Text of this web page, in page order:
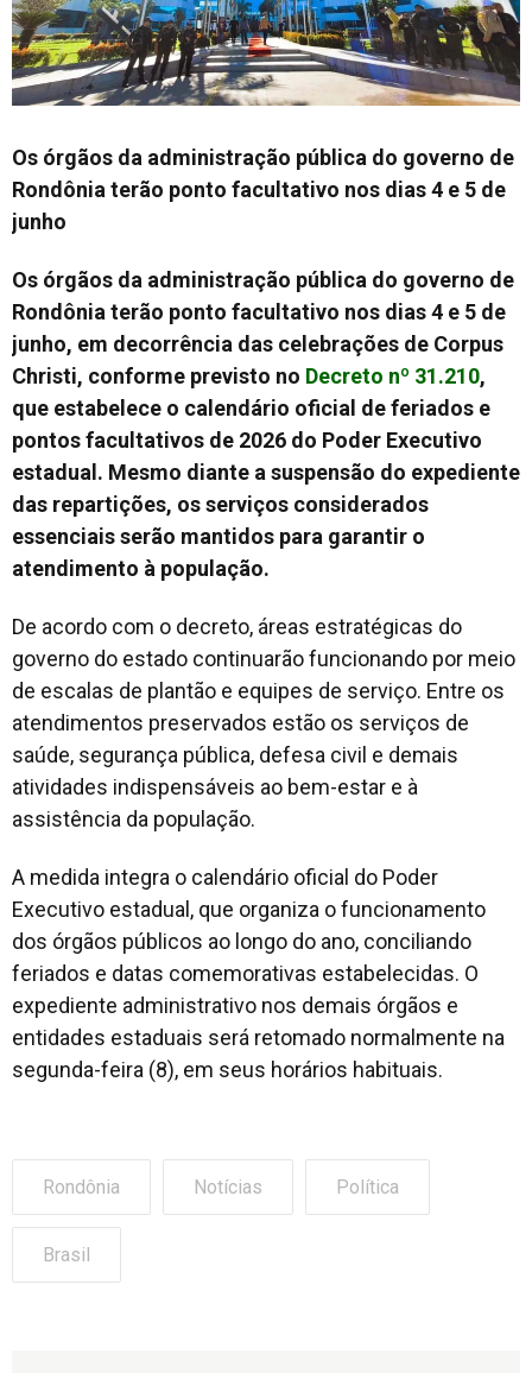
Os órgãos da administração pública do governo de
Rondônia terão ponto facultativo nos dias 4 e 5 de
junho
Os órgãos da administração pública do governo de
Rondônia terão ponto facultativo nos dias 4 e 5 de
junho, em decorrência das celebrações de Corpus
Christi, conforme previsto no Decreto nº 31.210,
que estabelece o calendário oficial de feriados e
pontos facultativos de 2026 do Poder Executivo
estadual. Mesmo diante a suspensão do expediente
das repartições, os serviços considerados
essenciais serão mantidos para garantir o
atendimento à população.
De acordo com o decreto, áreas estratégicas do
governo do estado continuarão funcionando por meio
de escalas de plantão e equipes de serviço. Entre os
atendimentos preservados estão os serviços de
saúde, segurança pública, defesa civil e demais
atividades indispensáveis ao bem-estar e à
assistência da população.
A medida integra o calendário oficial do Poder
Executivo estadual, que organiza o funcionamento
dos órgãos públicos ao longo do ano, conciliando
feriados e datas comemorativas estabelecidas. O
expediente administrativo nos demais órgãos e
entidades estaduais será retomado normalmente na
segunda-feira (8), em seus horários habituais.
Rondônia Notícias Política
Brasil